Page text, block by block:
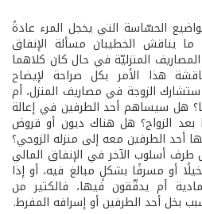
الحسّاسة التي يخجل المرء عادةً
ما يناقش الخطيبان مسألة الإنفاق
المنزليّة في حال كان كلاهما
هذا الأمر بكل صراحة لإيضاح
الزوجة في مصاريف المنزل، أم
هل سيساهم أحد الطرفين في إعالة
الزواج؟ هل هناك ديون أو قروض
أحد الطرفين معه إلى منزله الزوجي؟
طرف أسلوب الآخر في الإنفاق المالي
أو مسرفًا بشكلٍ مبالغ فيه، أو إذا
أم يدقّقون فيها، فالكثير من
بخل أحد الطرفين أو إسرافه المفرط.